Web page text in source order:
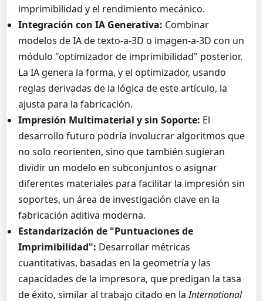
imprimibilidad y el rendimiento mecánico.
Integración con IA Generativa: Combinar
modelos de IA de texto-a-3D o imagen-a-3D con un
módulo "optimizador de imprimibilidad" posterior.
La IA genera la forma, y el optimizador, usando
reglas derivadas de la lógica de este artículo, la
ajusta para la fabricación.
Impresión Multimaterial y sin Soporte: El
desarrollo futuro podría involucrar algoritmos que
no solo reorienten, sino que también sugieran
dividir un modelo en subconjuntos o asignar
diferentes materiales para facilitar la impresión sin
soportes, un área de investigación clave en la
fabricación aditiva moderna.
Estandarización de "Puntuaciones de
Imprimibilidad": Desarrollar métricas
cuantitativas, basadas en la geometría y las
capacidades de la impresora, que predigan la tasa
de éxito, similar al trabajo citado en laInternational